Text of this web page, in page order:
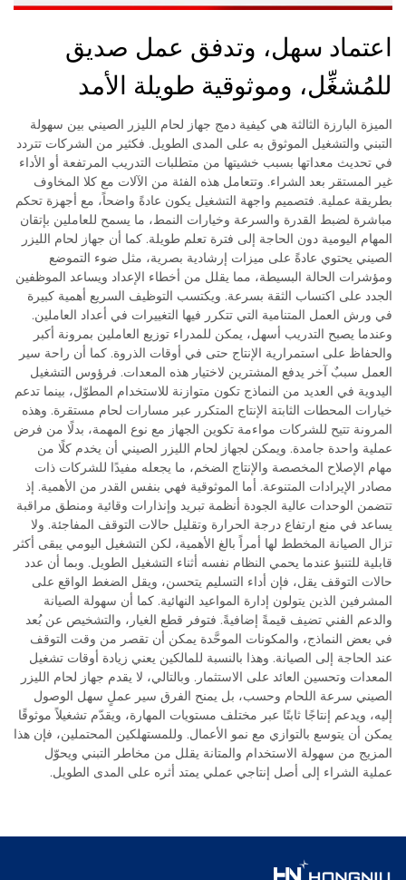
اعتماد سهل، وتدفق عمل صديق
للمُشغِّل، وموثوقية طويلة الأمد
الميزة البارزة الثالثة هي كيفية دمج جهاز لحام الليزر الصيني بين سهولة
التبني والتشغيل الموثوق به على المدى الطويل. فكثير من الشركات تتردد
في تحديث معداتها بسبب خشيتها من متطلبات التدريب المرتفعة أو الأداء
غير المستقر بعد الشراء. وتتعامل هذه الفئة من الآلات مع كلا المخاوف
بطريقة عملية. فتصميم واجهة التشغيل يكون عادةً واضحاً، مع أجهزة تحكم
مباشرة لضبط القدرة والسرعة وخيارات النمط، ما يسمح للعاملين بإتقان
المهام اليومية دون الحاجة إلى فترة تعلم طويلة. كما أن جهاز لحام الليزر
الصيني يحتوي عادةً على ميزات إرشادية بصرية، مثل ضوء التموضع
ومؤشرات الحالة البسيطة، مما يقلل من أخطاء الإعداد ويساعد الموظفين
الجدد على اكتساب الثقة بسرعة. ويكتسب التوظيف السريع أهمية كبيرة
في ورش العمل المتنامية التي تتكرر فيها التغييرات في أعداد العاملين.
وعندما يصبح التدريب أسهل، يمكن للمدراء توزيع العاملين بمرونة أكبر
والحفاظ على استمرارية الإنتاج حتى في أوقات الذروة. كما أن راحة سير
العمل سببٌ آخر يدفع المشترين لاختيار هذه المعدات. فرؤوس التشغيل
اليدوية في العديد من النماذج تكون متوازنة للاستخدام المطوّل، بينما تدعم
خيارات المحطات الثابتة الإنتاج المتكرر عبر مسارات لحام مستقرة. وهذه
المرونة تتيح للشركات مواءمة تكوين الجهاز مع نوع المهمة، بدلًا من فرض
عملية واحدة جامدة. ويمكن لجهاز لحام الليزر الصيني أن يخدم كلًا من
مهام الإصلاح المخصصة والإنتاج الضخم، ما يجعله مفيدًا للشركات ذات
مصادر الإيرادات المتنوعة. أما الموثوقية فهي بنفس القدر من الأهمية. إذ
تتضمن الوحدات عالية الجودة أنظمة تبريد وإنذارات وقائية ومنطق مراقبة
يساعد في منع ارتفاع درجة الحرارة وتقليل حالات التوقف المفاجئة. ولا
تزال الصيانة المخطط لها أمراً بالغ الأهمية، لكن التشغيل اليومي يبقى أكثر
قابلية للتنبؤ عندما يحمي النظام نفسه أثناء التشغيل الطويل. وبما أن عدد
حالات التوقف يقل، فإن أداء التسليم يتحسن، ويقل الضغط الواقع على
المشرفين الذين يتولون إدارة المواعيد النهائية. كما أن سهولة الصيانة
والدعم الفني تضيف قيمةً إضافيةً. فتوفر قطع الغيار، والتشخيص عن بُعد
في بعض النماذج، والمكونات الموحَّدة يمكن أن تقصر من وقت التوقف
عند الحاجة إلى الصيانة. وهذا بالنسبة للمالكين يعني زيادة أوقات تشغيل
المعدات وتحسين العائد على الاستثمار. وبالتالي، لا يقدم جهاز لحام الليزر
الصيني سرعة اللحام وحسب، بل يمنح الفرق سير عملٍ سهل الوصول
إليه، ويدعم إنتاجًا ثابتًا عبر مختلف مستويات المهارة، ويقدّم تشغيلاً موثوقًا
يمكن أن يتوسع بالتوازي مع نمو الأعمال. وللمستهلكين المحتملين، فإن هذا
المزيج من سهولة الاستخدام والمتانة يقلل من مخاطر التبني ويحوّل
عملية الشراء إلى أصل إنتاجي عملي يمتد أثره على المدى الطويل.